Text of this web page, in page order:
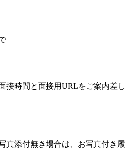
接時間と面接用URLをご案内差し
真添付無き場合は、お写真付き履